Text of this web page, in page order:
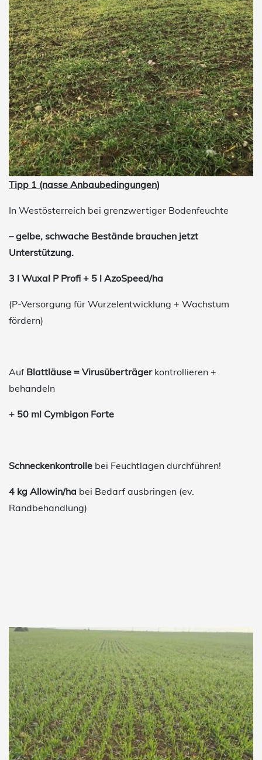
Tipp 1 (nasse Anbaubedingungen)
In Westösterreich bei grenzwertiger Bodenfeuchte
– gelbe, schwache Bestände brauchen jetzt
Unterstützung.
3 l Wuxal P Profi + 5 l AzoSpeed/ha
(P-Versorgung für Wurzelentwicklung + Wachstum
fördern)
AufBlattläuse = Virusüberträger kontrollieren +
behandeln
+ 50 ml Cymbigon Forte
Schneckenkontrolle bei Feuchtlagen durchführen!
4 kg Allowin/ha bei Bedarf ausbringen (ev.
Randbehandlung)